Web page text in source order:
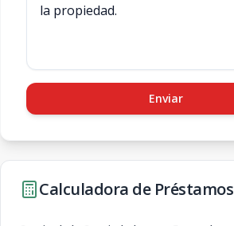
Enviar
Calculadora de Préstamos